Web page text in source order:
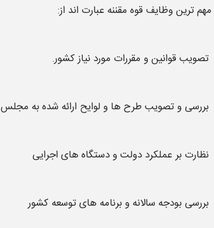
مهم ترینوظایف قوه مقننه عبارت اند از:
تصویب قوانین و مقررات مورد نیاز کشور.
بررسی و تصویب طرح ها و لوایح ارائه شده به مجلس
نظارت بر عملکرد دولت و دستگاه های اجرایی
بررسی بودجه سالانه و برنامه های توسعه کشور